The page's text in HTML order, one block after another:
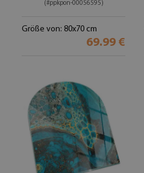
(#ppkpon-00056595)
Größe von: 80x70 cm
69.99 €